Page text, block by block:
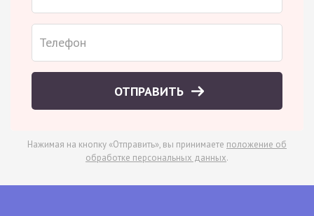
ОТПРАВИТЬ
Нажимая на кнопку «Отправить», вы принимаете положение об
обработке персональных данных.